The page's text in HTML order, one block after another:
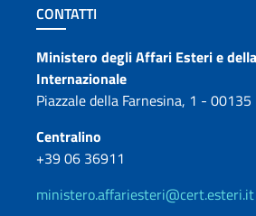
Sezione footer
CONTATTI
Contatti
Ministero degli Affari Esteri e
Internazionale
Piazzale della Farnesina, 1 - 00135
Centralino
+39 06 36911
ministero.affariesteri@cert.esteri.it